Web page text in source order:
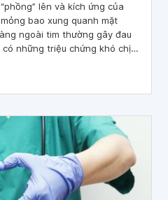
lên và kích ứng của
bao xung quanh mặt
ngoài tim thường gây đau
những triệu chứng khó chịu